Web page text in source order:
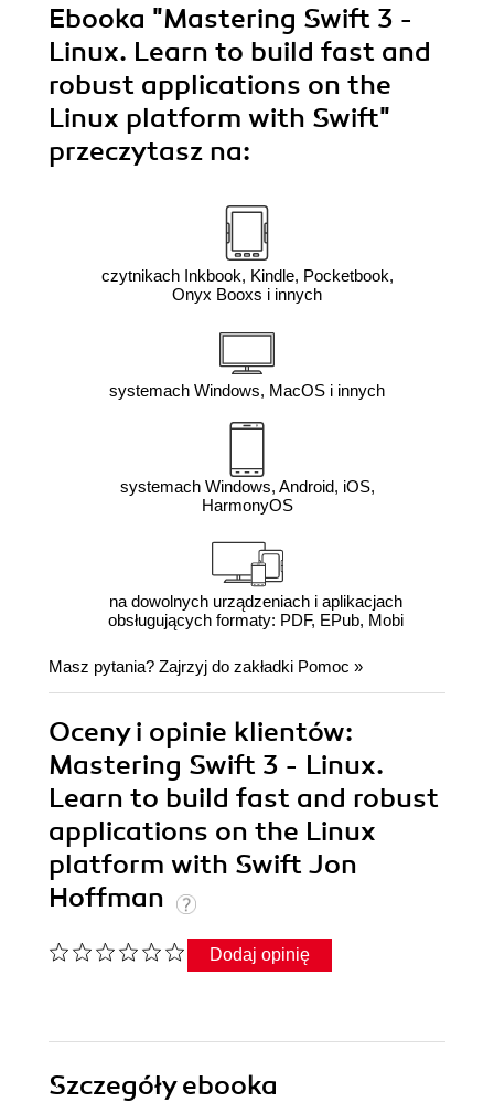
Ebooka "Mastering Swift 3 -
Linux. Learn to build fast and
robust applications on the
Linux platform with Swift"
przeczytasz na:
czytnikach Inkbook, Kindle, Pocketbook,
Onyx Booxs i innych
systemach Windows, MacOS i innych
systemach Windows, Android, iOS,
HarmonyOS
na dowolnych urządzeniach i aplikacjach
obsługujących formaty: PDF, EPub, Mobi
Masz pytania? Zajrzyj do zakładki Pomoc »
Oceny i opinie klientów:
Mastering Swift 3 - Linux.
Learn to build fast and robust
applications on the Linux
platform with Swift Jon
Hoffman
Dodaj opinię
Szczegółyebooka